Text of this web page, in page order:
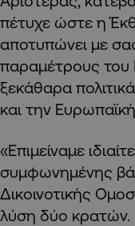
πέτυχε ώστε η
αποτυπώνει με
παραμέτρους του
ξεκάθαρα
και την
«Επιμείναμε
συμφωνημένης
Δικοινοτικής
λύση δύο